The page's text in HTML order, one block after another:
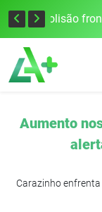
União Frederiquense vence o Gramadense fora de casa e assume a terceira posição na Divisão de Acesso
Aumento
Carazinho